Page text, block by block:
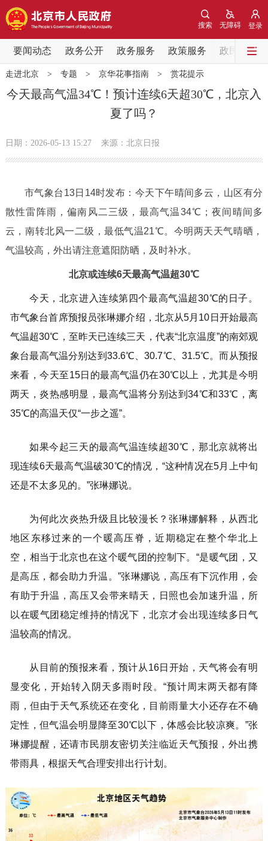
登录
无障碍
搜索
要闻动态 政务公开 政务服务 政策服务 政民互动
要闻动态
党中央精神 国务院信息 中央部委动态
会议信息
市领导 机构职能 政策服务
政策兑现 政策解读
政务服务
个人服务 法人服务 部门服务
便民服务 利企服务 投资项目
中介服务 阳光政务
政民互动
参与调查 在线访谈 图说互动
走进北京
北京概况 十六区概览 人文北京
绿色北京 图说北京 视频北京
多语种
ENGLISH 한국어 日本語
DEUTSCH FRANÇAIS РУССКИЙ ЯЗЫК
ESPAÑOL العربية PORTUGUÊS
回到顶部
走进北京> 专题 > 京华花事指南> 赏花提示
今天最高气温34℃！预计连续6天超30℃，北京入
夏了吗？
日期：2026-05-13 15:27 来源：北京日报
市气象台13日14时发布：今天下午晴间多云，山区有分
散性雷阵雨，偏南风二三级，最高气温34℃；夜间晴间多
云，南转北风一二级，最低气温21℃。今明两天天气晴晒，
气温较高，外出请注意遮阳防晒，及时补水。
北京或连续6天最高气温超30℃
今天，北京进入连续第四个最高气温超30℃的日子。
市气象台首席预报员张琳娜介绍，北京从5月10日开始最高
气温超30℃，至昨天已连续三天，代表“北京温度”的南郊观
象台最高气温分别达到33.6℃、30.7℃、31.5℃。而从预报
来看，今天至15日的最高气温仍在30℃以上，尤其是今明
两天，炎热感明显，最高气温将分别达到34℃和33℃，离
35℃的高温天仅“一步之遥”。
如果今起三天的最高气温连续超30℃，那北京就将出
现连续6天最高气温破30℃的情况，“这种情况在5月上中旬
还是不太多见的。”张琳娜说。
为何此次炎热升级且比较漫长？张琳娜解释，从西北
地区东移过来的一个暖高压脊，近期稳定在整个华北上
空，相当于北京也在这个暖气团的控制下。“是暖气团，又
是高压，都会助力升温。”张琳娜说，高压有下沉作用，会
有助于升温，高压又会带来晴天，日照也会加速升温，所
以在暖气团稳定维持的情况下，北京才会出现连续多日气
温较高的情况。
从目前的预报来看，预计从16日开始，天气将会有明
显变化，开始转入阴天多雨时段。“预计周末两天都有降
雨，但由于天气系统还在变化，目前雨量大小还存在不确
定性，但气温会明显降至30℃以下，体感会比较凉爽。”张
琳娜提醒，还请市民朋友密切关注临近天气预报，外出携
带雨具，根据天气合理安排出行计划。